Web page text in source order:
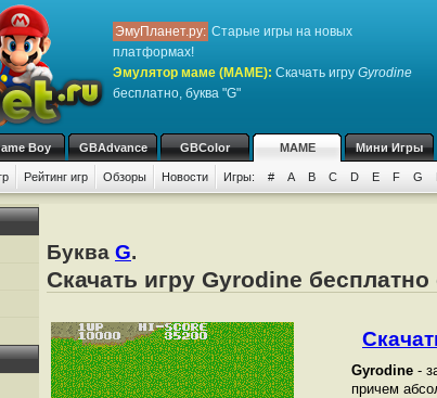
ЭмуПланет.ру: Старые игры на новых
платформах!
Эмулятор маме (MAME): Скачать игру Gyrodine
бесплатно, буква "G"
Boy GBAdvance GBColor MAME Мини Игры
Рейтинг игр Обзоры Новости Игры: # A B C D E F G
Буква G.
Скачать игру Gyrodine
Gyrodine -
причем